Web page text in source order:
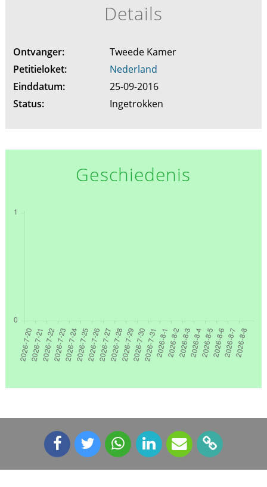
Details
Ontvanger:
Tweede Kamer
Petitieloket:
Nederland
Einddatum:
25-09-2016
Status:
Ingetrokken
Geschiedenis